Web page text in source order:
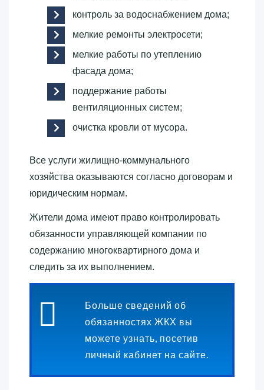
контроль за водоснабжением дома;
мелкие ремонты электросети;
мелкие работы по утеплению
фасада дома;
поддержание работы
вентиляционных систем;
очистка кровли от мусора.
Все услуги жилищно-коммунального
хозяйства оказываются согласно договорам и
юридическим нормам.
Жители дома имеют право контролировать
обязанности управляющей компании по
содержанию многоквартирного дома и
следить за их выполнением.
Больше сведений об
обязанностях ЖКХ вы
можете узнать, посетив
личный кабинет на сайте.